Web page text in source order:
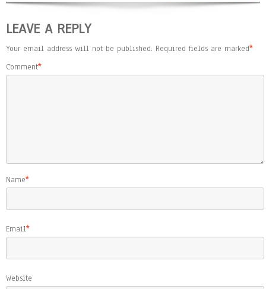
LEAVE A REPLY
Your email address will not be published. Required fields are marked*
Comment*
Name*
Email*
Website